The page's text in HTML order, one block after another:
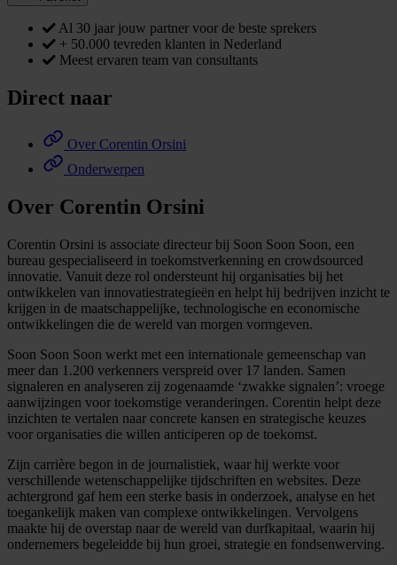
Al 30 jaar jouw partner voor de beste sprekers
+ 50.000 tevreden klanten in Nederland
Meest ervaren team van consultants
Direct naar
Over Corentin Orsini
Onderwerpen
Over Corentin Orsini
Corentin Orsini is associate directeur bij Soon Soon Soon, een
bureau gespecialiseerd in toekomstverkenning en crowdsourced
innovatie. Vanuit deze rol ondersteunt hij organisaties bij het
ontwikkelen van innovatiestrategieën en helpt hij bedrijven inzicht te
krijgen in de maatschappelijke, technologische en economische
ontwikkelingen die de wereld van morgen vormgeven.
Soon Soon Soon werkt met een internationale gemeenschap van
meer dan 1.200 verkenners verspreid over 17 landen. Samen
signaleren en analyseren zij zogenaamde ‘zwakke signalen’: vroege
aanwijzingen voor toekomstige veranderingen. Corentin helpt deze
inzichten te vertalen naar concrete kansen en strategische keuzes
voor organisaties die willen anticiperen op de toekomst.
Zijn carrière begon in de journalistiek, waar hij werkte voor
verschillende wetenschappelijke tijdschriften en websites. Deze
achtergrond gaf hem een sterke basis in onderzoek, analyse en het
toegankelijk maken van complexe ontwikkelingen. Vervolgens
maakte hij de overstap naar de wereld van durfkapitaal, waarin hij
ondernemers begeleidde bij hun groei, strategie en fondsenwerving.